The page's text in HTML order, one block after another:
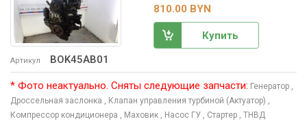
Артикул BOK45AB01
810.00 BYN
Купить
* Фото неактуально. Сняты следующие запчасти: Генератор
Дроссельная заслонка
, Клапан управления турбиной (Актуатор)
Компрессор кондиционера
, Маховик , Насос ГУ , Стартер , ТНВД